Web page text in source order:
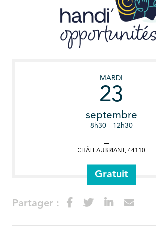
MARDI
23
septembre
8h30 - 12h30
CHÂTEAUBRIANT , 44110
Gratuit
Partager :